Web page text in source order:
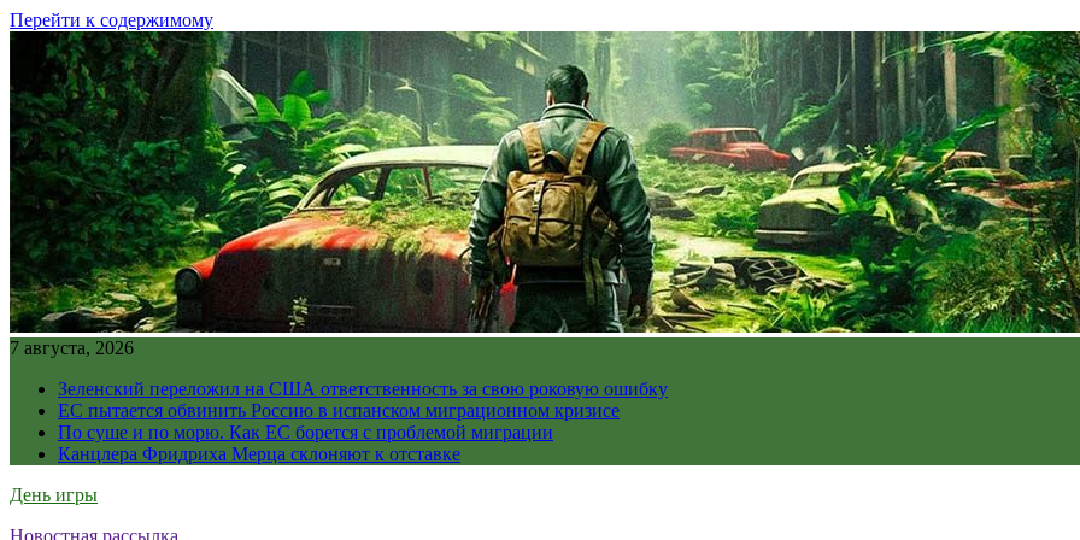
Перейти к содержимому
7 августа, 2026
Зеленский переложил на США ответственность за свою роковую ошибку
ЕС пытается обвинить Россию в испанском миграционном кризисе
По суше и по морю. Как ЕС борется с проблемой миграции
Канцлера Фридриха Мерца склоняют к отставке
День игры
Новостная рассылка